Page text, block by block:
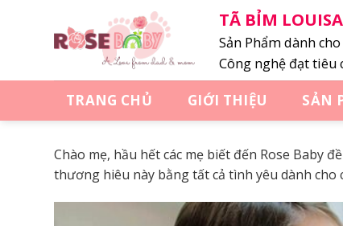
TÃ BỈM
Sản Phẩm dành
Công nghệ đạt tiêu
TRANG CHỦ GIỚI THIỆU SẢN
Chào mẹ, hầu hết các mẹ biết đến Rose Baby
thương hiêu này bằng tất cả tình yêu dành cho